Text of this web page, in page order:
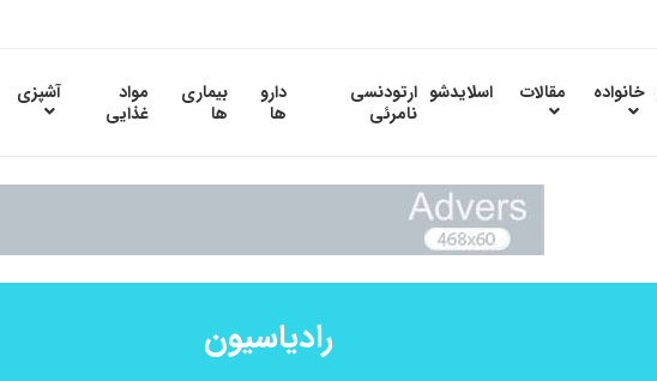
خانواده مقالات اسلایدشو ارتودنسی
نامرئی
دارو
ها
بیماری
ها
مواد
غذایی
آشپزی
رادیاسیون